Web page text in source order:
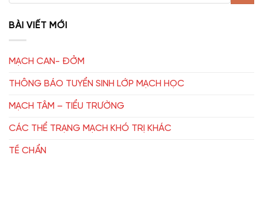
BÀI VIẾT MỚI
MẠCH CAN- ĐỞM
THÔNG BÁO TUYỂN SINH LỚP MẠCH HỌC
MẠCH TÂM – TIỂU TRƯỜNG
CÁC THỂ TRẠNG MẠCH KHÓ TRỊ KHÁC
TỀ CHẨN